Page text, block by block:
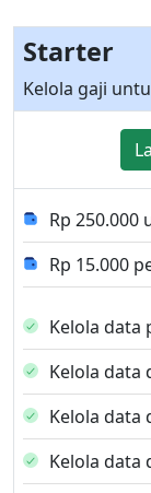
Starter
Kelola gaji
Rp
Rp 15.000
Kelola data
Kelola data
Kelola data
Kelola data